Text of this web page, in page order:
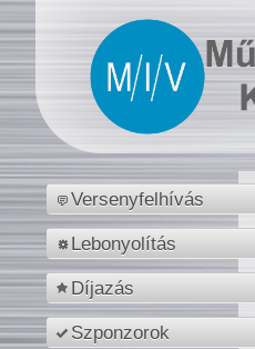
Versenyfelhívás
Lebonyolítás
Díjazás
Szponzorok